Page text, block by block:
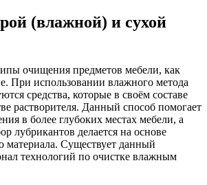
(влажной) и сухой
очищения предметов мебели, как
При использовании влажного метода
средства, которые в своём составе
растворителя. Данный способ помогает
в более глубоких местах мебели, а
лубрикантов делается на основе
материала. Существует данный
технологий по очистке влажным